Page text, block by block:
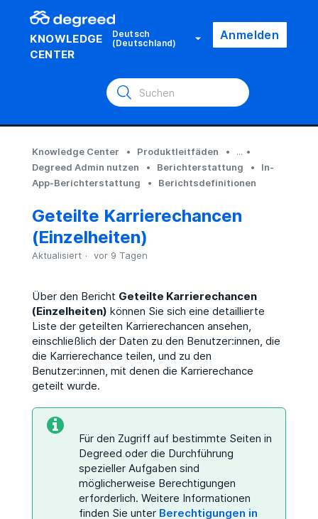
KNOWLEDGE
CENTER
Deutsch
(Deutschland) Anmelden
Knowledge Center Produktleitfäden
...
Degreed Admin nutzen
Berichterstattung
In-
App-Berichterstattung
Berichtsdefinitionen
Geteilte Karrierechancen
(Einzelheiten)
Aktualisiert vor 9 Tagen
Über den Bericht Geteilte Karrierechancen
(Einzelheiten) können Sie sich eine detaillierte
Liste der geteilten Karrierechancen ansehen,
einschließlich der Daten zu den Benutzer:innen, die
die Karrierechance teilen, und zu den
Benutzer:innen, mit denen die Karrierechance
geteilt wurde.
Für den Zugriff auf bestimmte Seiten in
Degreed oder die Durchführung
spezieller Aufgaben sind
möglicherweise Berechtigungen
erforderlich. Weitere Informationen
finden Sie unter Berechtigungen in